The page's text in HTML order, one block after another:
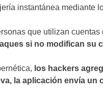
instantánea mediante
que utilizan
si no modifican su
los hackers
la aplicación envía